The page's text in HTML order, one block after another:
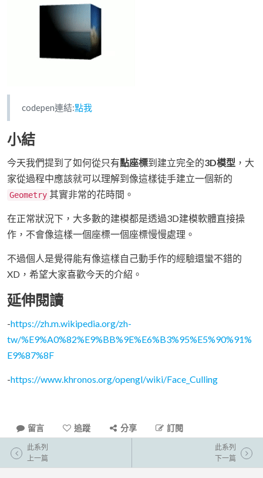
codepen連結:點我
小結
今天我們提到了如何從只有點座標到建立完全的3D模型 ，大
家從過程中應該就可以理解到像這樣徒手建立一個新的
Geometry 其實非常的花時間。
在正常狀況下，大多數的建模都是透過3D建模軟體直接操
作，不會像這樣一個座標一個座標慢慢處理。
不過個人是覺得能有像這樣自己動手作的經驗還蠻不錯的
XD，希望大家喜歡今天的介紹。
延伸閱讀
-https://zh.m.wikipedia.org/zh-
tw/%E9%A0%82%E9%BB%9E%E6%B3%95%E5%90%91%
E9%87%8F
-https://www.khronos.org/opengl/wiki/Face_Culling
留言 追蹤 分享 訂閱
此系列
上一篇
此系列
下一篇